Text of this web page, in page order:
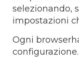
selezionando,
impostazioni
Ogni